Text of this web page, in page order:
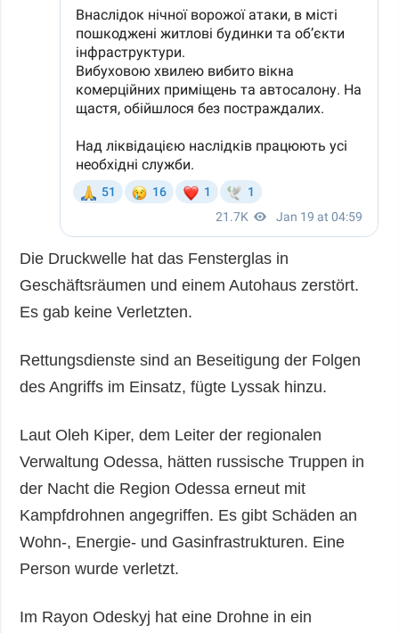
Die Druckwelle hat das Fensterglas in
Geschäftsräumen und einem Autohaus zerstört.
Es gab keine Verletzten.
Rettungsdienste sind an Beseitigung der Folgen
des Angriffs im Einsatz, fügte Lyssak hinzu.
Laut Oleh Kiper, dem Leiter der regionalen
Verwaltung Odessa, hätten russische Truppen in
der Nacht die Region Odessa erneut mit
Kampfdrohnen angegriffen. Es gibt Schäden an
Wohn-, Energie- und Gasinfrastrukturen. Eine
Person wurde verletzt.
Im Rayon Odeskyj hat eine Drohne in ein